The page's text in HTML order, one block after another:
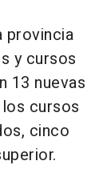
provincia
y cursos
13 nuevas
cursos
cinco